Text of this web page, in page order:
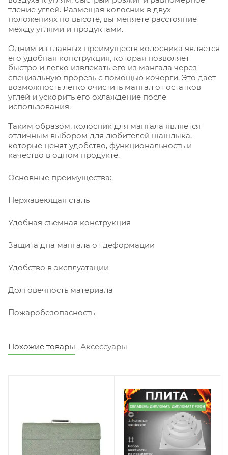
тление углей. Размещая колосник в двух
положениях по высоте, вы меняете расстояние
между углями и продуктами.
Одним из главных преимуществ колосника является
его удобная конструкция, которая позволяет
быстро и легко извлекать его из мангала через
специальную прорезь с помощью кочерги. Это дает
возможность легко очистить мангал от остатков
углей и ускорить его охлаждение после
использования.
Таким образом, колосник для мангала является
отличным выбором для любителей шашлыка,
которые ценят удобство, функциональность и
качество в одном продукте.
Основные преимущества:
Нержавеющая сталь
Удобная съемная конструкция
Защита дна мангала от деформации
Удобство в эксплуатации
Долговечность материала
Пожаробезопасность
Похожие товары Аксессуары